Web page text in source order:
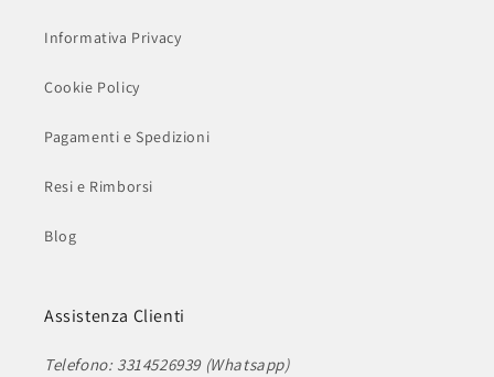
Informativa Privacy
Cookie Policy
Pagamenti e Spedizioni
Resi e Rimborsi
Blog
Assistenza Clienti
Telefono: 3314526939 (Whatsapp)